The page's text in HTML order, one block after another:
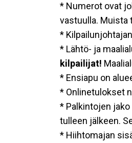
* Numerot ovat
vastuulla. Muista
*
* Lähtö- ja
kilpailijat!
* Ensiapu on
* Onlinetulokset
* Palkintojen
tulleen jälkeen.
* Hiihtomajan